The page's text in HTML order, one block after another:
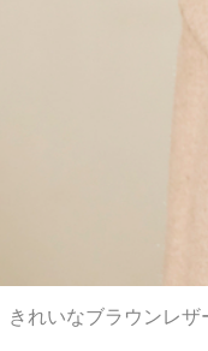
きれいなブラウンレ